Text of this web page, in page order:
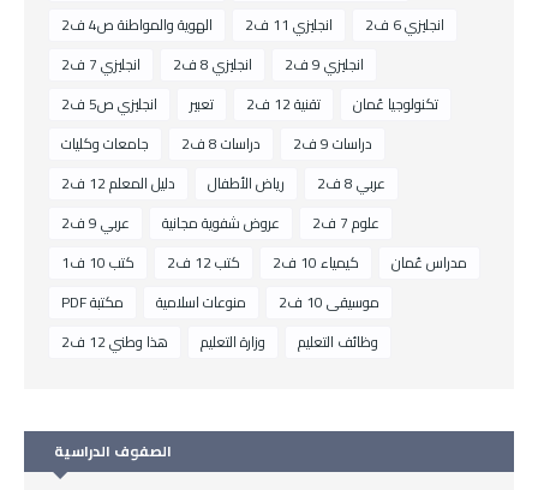
الهوية والمواطنة ص4 ف2
انجليزي 11 ف2
انجليزي 6 ف2
انجليزي 7 ف2
انجليزي 8 ف2
انجليزي 9 ف2
انجليزي ص5 ف2
تعبير تقنية 12 ف2
تكنولوجيا عُمان
جامعات وكليات
دراسات 8 ف2
دراسات 9 ف2
دليل المعلم 12 ف2
رياض الأطفال
عربي 8 ف2
عربي 9 ف2
عروض شفوية مجانية
علوم 7 ف2
كتب 10 ف1
كتب 12 ف2 كيمياء 10 ف2
مدراس عُمان
مكتبة PDF
منوعات اسلامية
موسيقى 10 ف2
هذا وطني 12 ف2
وزارة التعليم وظائف التعليم
الصفوف الدراسية